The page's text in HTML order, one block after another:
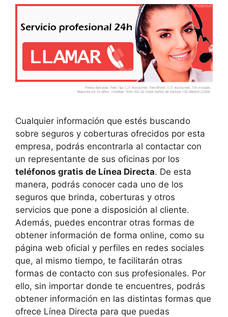
Cualquier información que estés buscando
sobre seguros y coberturas ofrecidos por esta
empresa, podrás encontrarla al contactar con
un representante de sus oficinas por los
teléfonos gratis de Línea Directa. De esta
manera, podrás conocer cada uno de los
seguros que brinda, coberturas y otros
servicios que pone a disposición al cliente.
Además, puedes encontrar otras formas de
obtener información de forma online, como su
página web oficial y perfiles en redes sociales
que, al mismo tiempo, te facilitarán otras
formas de contacto con sus profesionales. Por
ello, sin importar donde te encuentres, podrás
obtener información en las distintas formas que
ofrece Línea Directa para que puedas